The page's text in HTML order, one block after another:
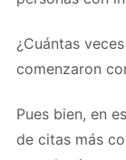
¿Cuántas
comenzaron
Pues bien, en
de citas más